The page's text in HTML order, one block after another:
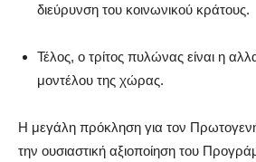
διεύρυνση του κοινωνικού κράτους.
Τέλος, ο τρίτος πυλώνας είναι η
μοντέλου της χώρας.
Η μεγάλη πρόκληση για τον
την ουσιαστική αξιοποίηση του